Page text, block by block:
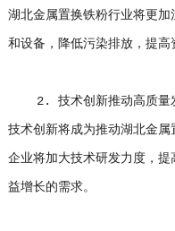
湖北金属置换铁粉行业将更
和设备，降低污染排放，提高
2. 技术创新推动高质量发
技术创新将成为推动湖北金属
企业将加大技术研发力度，
益增长的需求。